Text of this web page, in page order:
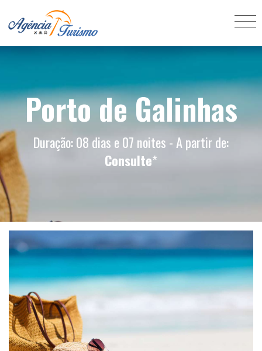
Porto de Galinhas
Duração: 08 dias e 07 noites - A partir de:
Consulte*